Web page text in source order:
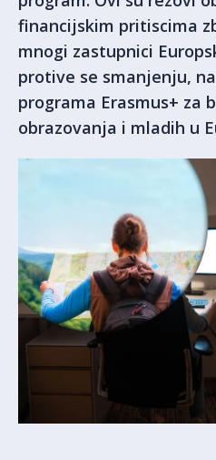
financijskim pritiscima
mnogi zastupnici
protive se smanjenju,
programa Erasmus+ za
obrazovanja i mladih u